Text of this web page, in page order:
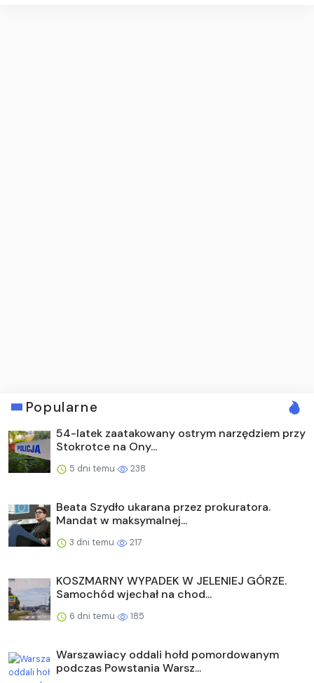
Popularne
54-latek zaatakowany ostrym narzędziem przy
Stokrotce na Ony...
5 dni temu 238
Beata Szydło ukarana przez prokuratora.
Mandat w maksymalnej...
3 dni temu 217
KOSZMARNY WYPADEK W JELENIEJ GÓRZE.
Samochód wjechał na chod...
6 dni temu 185
Warszawiacy oddali hołd pomordowanym
podczas Powstania Warsz...